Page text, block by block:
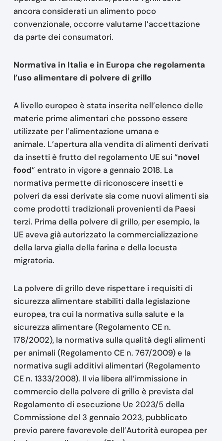
ancora considerati un alimento poco
convenzionale, occorre valutarne l’accettazione
da parte dei consumatori.
Normativa in Italia e in Europa che regolamenta
l’uso alimentare di polvere di grillo
A livello europeo è stata inserita nell’elenco delle
materie prime alimentari che possono essere
utilizzate per l’alimentazione umana e
animale. L’apertura alla vendita di alimenti derivati
da insetti è frutto del regolamento UE sui “novel
food” entrato in vigore a gennaio 2018. La
normativa permette di riconoscere insetti e
polveri da essi derivate sia come nuovi alimenti sia
come prodotti tradizionali provenienti da Paesi
terzi. Prima della polvere di grillo, per esempio, la
UE aveva già autorizzato la commercializzazione
della larva gialla della farina e della locusta
migratoria.
La polvere di grillo deve rispettare i requisiti di
sicurezza alimentare stabiliti dalla legislazione
europea, tra cui la normativa sulla salute e la
sicurezza alimentare (Regolamento CE n.
178/2002), la normativa sulla qualità degli alimenti
per animali (Regolamento CE n. 767/2009) e la
normativa sugli additivi alimentari (Regolamento
CE n. 1333/2008). Il via libera all’immissione in
commercio della polvere di grillo è prevista dal
Regolamento di esecuzione Ue 2023/5 della
Commissione del 3 gennaio 2023, pubblicato
previo parere favorevole dell’Autorità europea per